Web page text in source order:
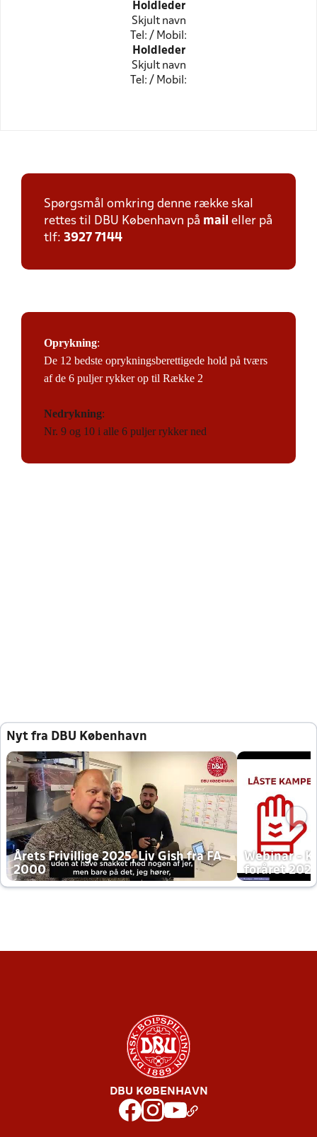
Holdleder
Skjult navn
Tel: / Mobil:
Holdleder
Skjult navn
Tel: / Mobil:
Spørgsmål omkring denne række skal
rettes til DBU København på mail eller på
tlf: 3927 7144
Oprykning:
De 12 bedste oprykningsberettigede hold på tværs
af de 6 puljer rykker op til Række 2
Nedrykning:
Nr. 9 og 10 i alle 6 puljer rykker ned
Nyt fra DBU København
Årets Frivillige 2025, Liv Gish fra FA
2000
Webinar -
foråret
DBU KØBENHAVN